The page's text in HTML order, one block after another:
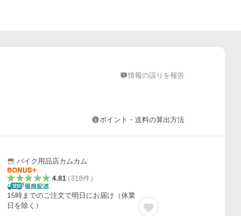
情報の誤りを報告
ポイント・送料の算出方法
バイク用品店カムカム
4.81（318件）
15時までのご注文で明日にお届け（休業
日を除く）